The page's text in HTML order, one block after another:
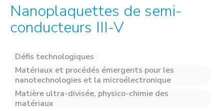
Nanoplaquettes de semi-
conducteurs III-V
Défis technologiques
Matériaux et procédés émergents pour les
nanotechnologies et la microélectronique
Matière ultra-divisée, physico-chimie des
matériaux